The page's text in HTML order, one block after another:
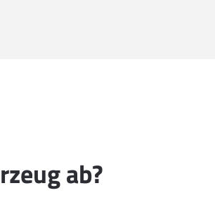
ab?